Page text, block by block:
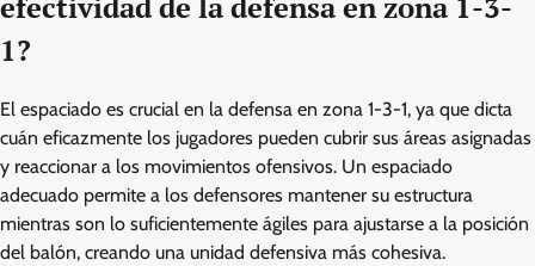
1?
El espaciado es crucial en la defensa en zona 1-3-1, ya que dicta
cuán eficazmente los jugadores pueden cubrir sus áreas asignadas
y reaccionar a los movimientos ofensivos. Un espaciado
adecuado permite a los defensores mantener su estructura
mientras son lo suficientemente ágiles para ajustarse a la posición
del balón, creando una unidad defensiva más cohesiva.